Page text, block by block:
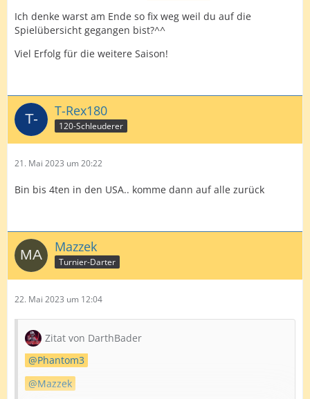
Ich denke warst am Ende so fix weg weil du auf die
Spielübersicht gegangen bist?^^
Viel Erfolg für die weitere Saison!
T-Rex180
120-Schleuderer
21. Mai 2023 um 20:22
Bin bis 4ten in den USA.. komme dann auf alle zurück
Mazzek
Turnier-Darter
22. Mai 2023 um 12:04
Zitat von DarthBader
Phantom3
Mazzek